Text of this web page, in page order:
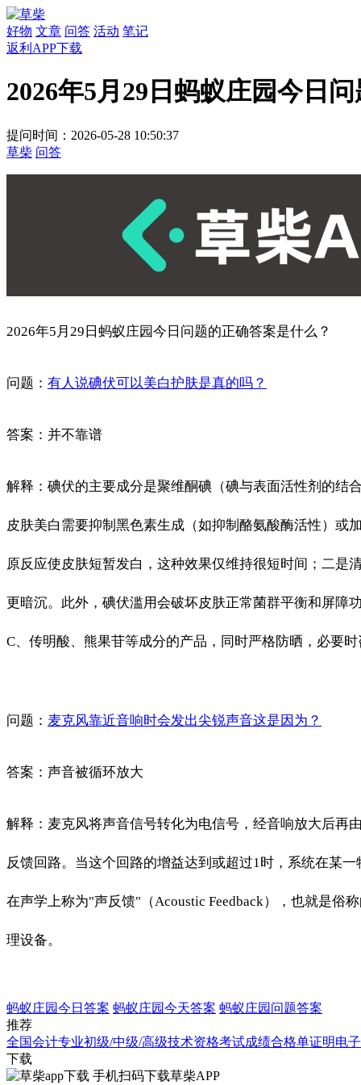
好物 文章 问答 活动 笔记
返利APP下载
2026年5月29日蚂蚁庄园今日
提问时间：2026-05-28 10:50:37
草柴 问答
2026年5月29日蚂蚁庄园今日问题的正确答案是什么？
问题： 有人说碘伏可以美白护肤是真的吗？
答案：并不靠谱
解释：碘伏的主要成分是聚维酮碘（碘与表面活性剂的结
皮肤美白需要抑制黑色素生成（如抑制酪氨酸酶活性）
原反应使皮肤短暂发白，这种效果仅维持很短时间；二
更暗沉。此外，碘伏滥用会破坏皮肤正常菌群平衡和屏障
C、传明酸、熊果苷等成分的产品，同时严格防晒，必要
问题： 麦克风靠近音响时会发出尖锐声音这是因为？
答案：声音被循环放大
解释：麦克风将声音信号转化为电信号，经音响放大后再
反馈回路。当这个回路的增益达到或超过1时，系统在某
在声学上称为"声反馈"（Acoustic Feedback），也就是俗
理设备。
蚂蚁庄园今日答案 蚂蚁庄园今天答案 蚂蚁庄园问题答案
推荐
全国会计专业初级/中级/高级技术资格考试成绩合格单证明电
下载
手机扫码下载草柴APP